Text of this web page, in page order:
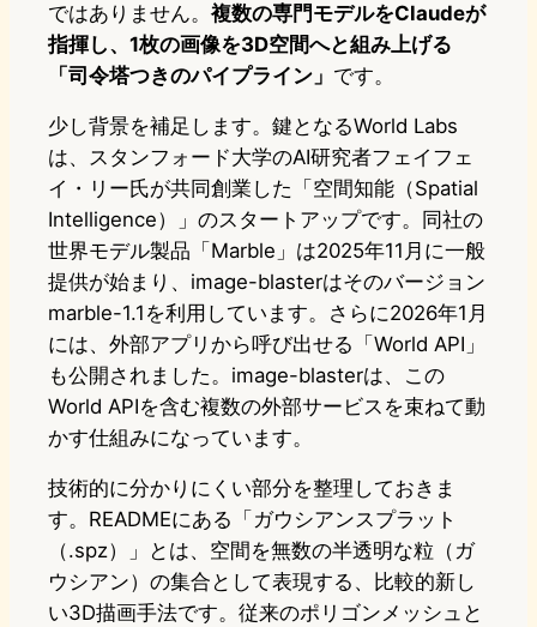
ではありません。 複数の専門モデルをClaudeが
指揮し、1枚の画像を3D空間へと組み上げる
「司令塔つきのパイプライン」 です。
少し背景を補足します。鍵となるWorld Labs
は、スタンフォード大学のAI研究者フェイフェ
イ・リー氏が共同創業した「空間知能（Spatial
Intelligence）」のスタートアップです。同社の
世界モデル製品「Marble」は2025年11月に一般
提供が始まり、image-blasterはそのバージョン
marble-1.1を利用しています。さらに2026年1月
には、外部アプリから呼び出せる「World API」
も公開されました。image-blasterは、この
World APIを含む複数の外部サービスを束ねて動
かす仕組みになっています。
技術的に分かりにくい部分を整理しておきま
す。READMEにある「ガウシアンスプラット
（.spz）」とは、空間を無数の半透明な粒（ガ
ウシアン）の集合として表現する、比較的新し
い3D描画手法です。従来のポリゴンメッシュと